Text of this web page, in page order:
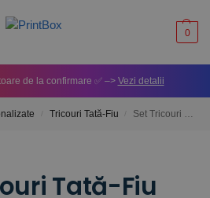
0
de la confirmare ✅ –> Vezi detalii
Tricouri Tată-Fiu Set Tricouri Tată-Fiu Personalizate – Johnny Bravo
Tată-Fiu